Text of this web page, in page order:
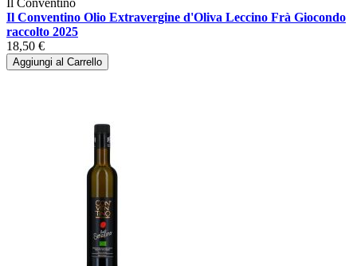
Il Conventino Olio Extravergine d'Oliva Leccino Frà Giocondo
raccolto 2025
18,50 €
Aggiungi al Carrello